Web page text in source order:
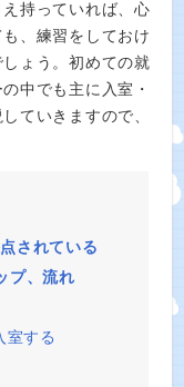
持っていれば、心
、練習をしておけ
ょう。初めての就
中でも主に入室・
ていきますので、
されている
プ、流れ
室する